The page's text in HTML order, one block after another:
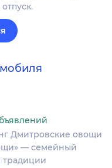
Дмитровские овощи
— семейный
традиции